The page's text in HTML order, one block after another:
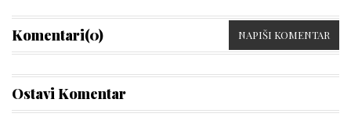
Komentari(0) NAPIŠI KOMENTAR
Ostavi Komentar